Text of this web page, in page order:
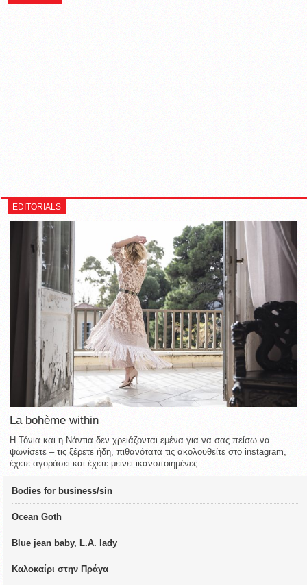
EDITORIALS
La bohème within
Η Τόνια και η Νάντια δεν χρειάζονται εμένα για να σας πείσω να
ψωνίσετε – τις ξέρετε ήδη, πιθανότατα τις ακολουθείτε στο instagram,
έχετε αγοράσει και έχετε μείνει ικανοποιημένες...
Bodies for business/sin
Ocean Goth
Blue jean baby, L.A. lady
Καλοκαίρι στην Πράγα